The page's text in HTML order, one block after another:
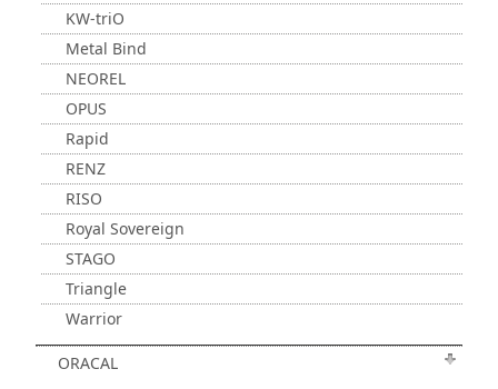
KW-triO
Metal Bind
NEOREL
OPUS
Rapid
RENZ
RISO
Royal Sovereign
STAGO
Triangle
Warrior
ORACAL